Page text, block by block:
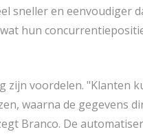
sneller en eenvoudiger
hun
zijn voordelen. "Klanten
waarna de gegevens
Branco. De